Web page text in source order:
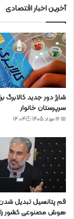
آخرین اخبار اقتصادی
شارژ دور جدید کالابرگ
سرپرستان خانوار
📅 16 مرداد 1405 🕙14:04
قم پتانسیل تبدیل
هوش مصنوعی کشور را